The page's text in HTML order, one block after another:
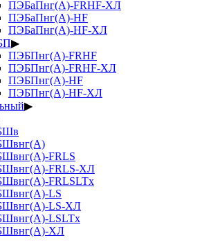
ПЭБаПнг(А)-FRHF-ХЛ
ПЭБаПнг(А)-HF
ПЭБаПнг(А)-HF-ХЛ
▶
ПЭБПнг(А)-FRHF
ПЭБПнг(А)-FRHF-ХЛ
ПЭБПнг(А)-HF
ПЭБПнг(А)-HF-ХЛ
▶
FRLS
FRLS-ХЛ
FRLSLTx
LS
LS-ХЛ
LSLTx
ХЛ